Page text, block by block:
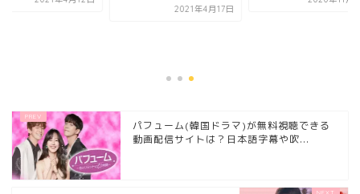
パフューム(韓国ドラマ)が無料視聴できる
動画配信サイトは？日本語字幕や吹...